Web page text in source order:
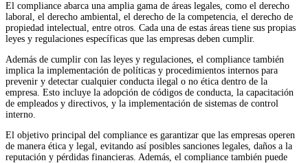
El compliance abarca una amplia gama de áreas legales, como el derecho
laboral, el derecho ambiental, el derecho de la competencia, el derecho de
propiedad intelectual, entre otros. Cada una de estas áreas tiene sus propias
leyes y regulaciones específicas que las empresas deben cumplir.
Además de cumplir con las leyes y regulaciones, el compliance también
implica la implementación de políticas y procedimientos internos para
prevenir y detectar cualquier conducta ilegal o no ética dentro de la
empresa. Esto incluye la adopción de códigos de conducta, la capacitación
de empleados y directivos, y la implementación de sistemas de control
interno.
El objetivo principal del compliance es garantizar que las empresas operen
de manera ética y legal, evitando así posibles sanciones legales, daños a la
reputación y pérdidas financieras. Además, el compliance también puede